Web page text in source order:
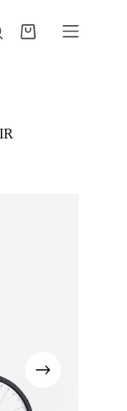
Panier